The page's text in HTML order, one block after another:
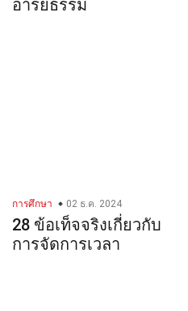
อารยธรรม
การศึกษา 02 ธ.ค. 2024
28 ข้อเท็จจริงเกี่ยวกับ
การจัดการเวลา